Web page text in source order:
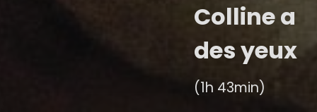
Colline a
des yeux
(1h 43min)